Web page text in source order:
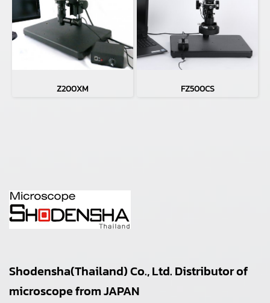
Z200XM FZ500CS
Shodensha(Thailand) Co., Ltd. Distributor of
microscope from JAPAN